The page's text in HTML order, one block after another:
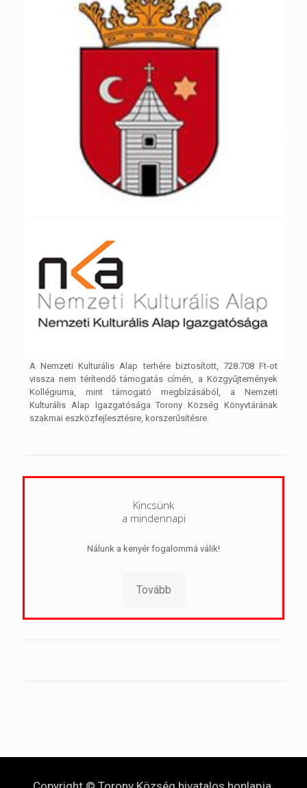
A Nemzeti Kulturális Alap terhére biztosított, 728.708 Ft-ot
vissza nem térítendő támogatás címén, a Közgyűjtemények
Kollégiuma, mint támogató megbízásából, a Nemzeti
Kulturális Alap Igazgatósága Torony Község Könyvtárának
szakmai eszközfejlesztésre, korszerűsítésre.
Kincsünk
a mindennapi
Nálunk a kenyér fogalommá válik!
Tovább